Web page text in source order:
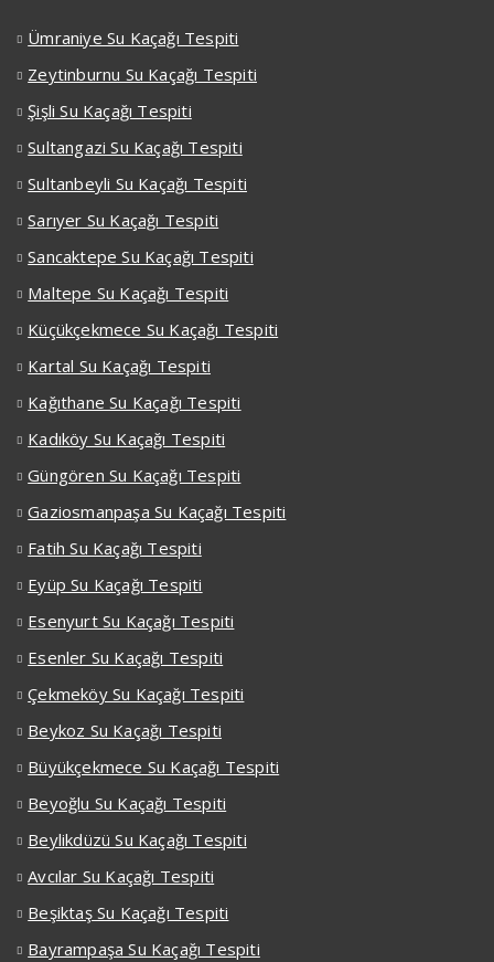
Ümraniye Su Kaçağı Tespiti
Zeytinburnu Su Kaçağı Tespiti
Şişli Su Kaçağı Tespiti
Sultangazi Su Kaçağı Tespiti
Sultanbeyli Su Kaçağı Tespiti
Sarıyer Su Kaçağı Tespiti
Sancaktepe Su Kaçağı Tespiti
Maltepe Su Kaçağı Tespiti
Küçükçekmece Su Kaçağı Tespiti
Kartal Su Kaçağı Tespiti
Kağıthane Su Kaçağı Tespiti
Kadıköy Su Kaçağı Tespiti
Güngören Su Kaçağı Tespiti
Gaziosmanpaşa Su Kaçağı Tespiti
Fatih Su Kaçağı Tespiti
Eyüp Su Kaçağı Tespiti
Esenyurt Su Kaçağı Tespiti
Esenler Su Kaçağı Tespiti
Çekmeköy Su Kaçağı Tespiti
Beykoz Su Kaçağı Tespiti
Büyükçekmece Su Kaçağı Tespiti
Beyoğlu Su Kaçağı Tespiti
Beylikdüzü Su Kaçağı Tespiti
Avcılar Su Kaçağı Tespiti
Beşiktaş Su Kaçağı Tespiti
Bayrampaşa Su Kaçağı Tespiti